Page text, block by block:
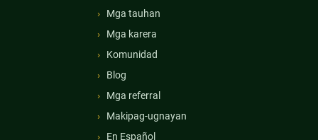
Mga tauhan
Mga karera
Komunidad
Blog
Mga referral
Makipag-ugnayan
En Español